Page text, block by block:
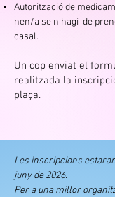
Autorització de
nen/a se n’hagi de
casal.
Un cop enviat el
realitzada la
plaça.
Les inscripcions
juny de 2026.
Per a una millor